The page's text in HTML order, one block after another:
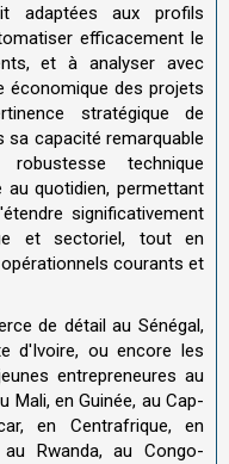
adaptées aux profils
efficacement le
et à analyser avec
économique des projets
stratégique de
sa capacité remarquable
technique
quotidien, permettant
significativement
et sectoriel, tout en
courants et
de détail au Sénégal,
d'Ivoire, ou encore les
entrepreneures au
Mali, en Guinée, au Cap-
en Centrafrique, en
Rwanda, au Congo-